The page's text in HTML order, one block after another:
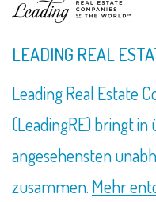
LEADING REAL
Leading Real Estate
(LeadingRE) bringt
angesehensten
zusammen. Mehr